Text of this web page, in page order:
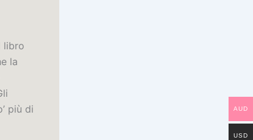
libro
la
più di
AUD
USD